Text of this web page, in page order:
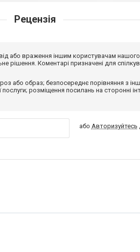
Рецензія
або враження іншим користувачам
рішення. Коментарі призначені для
або образ; безпосереднє порівняння з
послуги; розміщення посилань на сторонні
або Авторизуйтесь